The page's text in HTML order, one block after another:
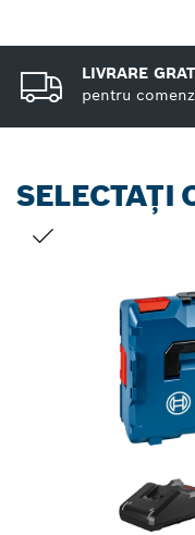
LIVRARE
pentru
SELECTAȚI